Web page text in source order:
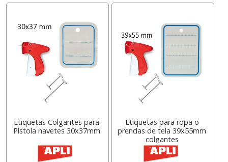
Etiquetas Colgantes para
Pistola navetes 30x37mm
Etiquetas para ropa o
prendas de tela 39x55mm
colgantes